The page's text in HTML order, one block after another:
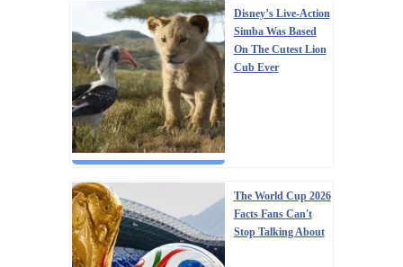
Disney’s Live-Action
Simba Was Based
On The Cutest Lion
Cub Ever
The World Cup 2026
Facts Fans Can't
Stop Talking About